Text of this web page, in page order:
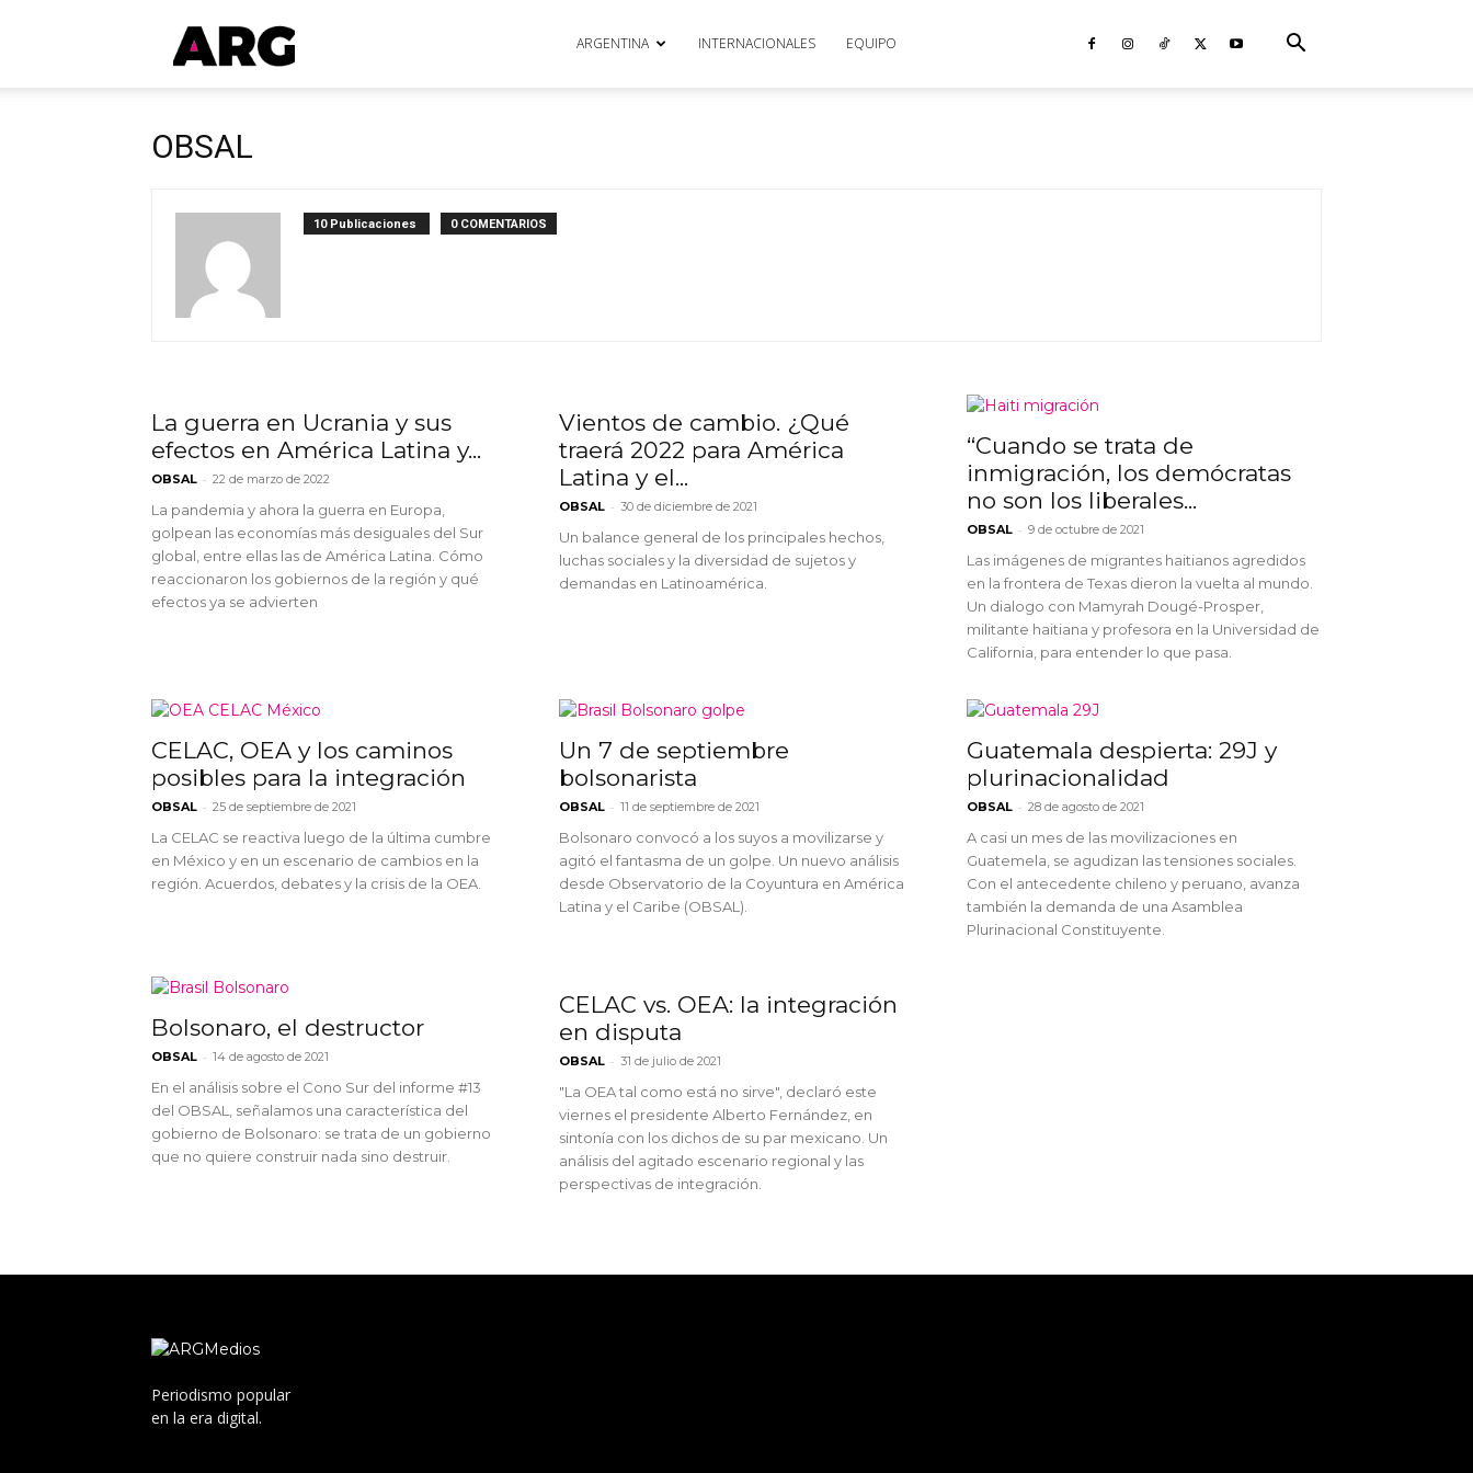
ARGmedios ARGENTINA INTERNACIONALES EQUIPO
OBSAL
10 Publicaciones 0 COMENTARIOS
La guerra en Ucrania y sus
efectos en América Latina y...
OBSAL - 22 de marzo de 2022
La pandemia y ahora la guerra en Europa,
golpean las economías más desiguales del Sur
global, entre ellas las de América Latina. Cómo
reaccionaron los gobiernos de la región y qué
efectos ya se advierten
Vientos de cambio. ¿Qué
traerá 2022 para América
Latina y el...
OBSAL - 30 de diciembre de 2021
Un balance general de los principales hechos,
luchas sociales y la diversidad de sujetos y
demandas en Latinoamérica.
“Cuando se trata de
inmigración, los demócratas
no son los liberales...
OBSAL - 9 de octubre de 2021
Las imágenes de migrantes haitianos agredidos
en la frontera de Texas dieron la vuelta al mundo.
Un dialogo con Mamyrah Dougé-Prosper,
militante haitiana y profesora en la Universidad de
California, para entender lo que pasa.
CELAC, OEA y los caminos
posibles para la integración
OBSAL - 25 de septiembre de 2021
La CELAC se reactiva luego de la última cumbre
en México y en un escenario de cambios en la
región. Acuerdos, debates y la crisis de la OEA.
Un 7 de septiembre
bolsonarista
OBSAL - 11 de septiembre de 2021
Bolsonaro convocó a los suyos a movilizarse y
agitó el fantasma de un golpe. Un nuevo análisis
desde Observatorio de la Coyuntura en América
Latina y el Caribe (OBSAL).
Guatemala despierta: 29J y
plurinacionalidad
OBSAL - 28 de agosto de 2021
A casi un mes de las movilizaciones en
Guatemela, se agudizan las tensiones sociales.
Con el antecedente chileno y peruano, avanza
también la demanda de una Asamblea
Plurinacional Constituyente.
Bolsonaro, el destructor
OBSAL - 14 de agosto de 2021
En el análisis sobre el Cono Sur del informe #13
del OBSAL, señalamos una característica del
gobierno de Bolsonaro: se trata de un gobierno
que no quiere construir nada sino destruir.
CELAC vs. OEA: la integración
en disputa
OBSAL - 31 de julio de 2021
"La OEA tal como está no sirve", declaró este
viernes el presidente Alberto Fernández, en
sintonía con los dichos de su par mexicano. Un
análisis del agitado escenario regional y las
perspectivas de integración.
Periodismo popular
en la era digital.